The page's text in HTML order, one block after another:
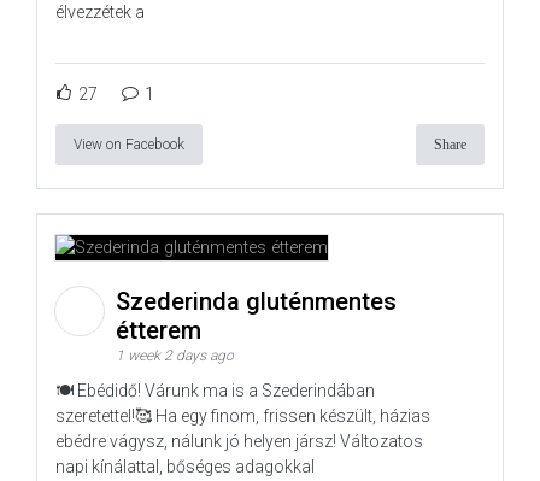
élvezzétek a
27 1
View on Facebook Share
Szederinda gluténmentes
étterem
1 week 2 days ago
🍽️ Ebédidő! Várunk ma is a Szederindában
szeretettel!🥰 Ha egy finom, frissen készült, házias
ebédre vágysz, nálunk jó helyen jársz! Változatos
napi kínálattal, bőséges adagokkal